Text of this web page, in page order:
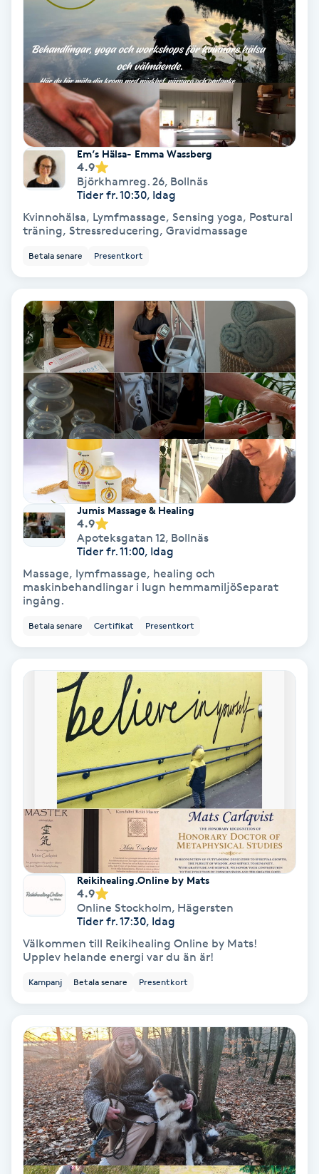
IR-massage
Japansk massage
K18
Katun fransar
Kemisk peeling
Keratinbehandling
Kinesiologi
Kinesisk medicin
Kiropraktik
Klangmassage
Klippning
Klippning & Slingor
Klippning ungdom
Kosmetisk tatuering
Kroppsinpackning
Kroppspeeling
Käkledsbehandling
Kärlbehandling
Laserbehandling
Lashlift Keratin
LED-ljusterapi
Liktornar
LPG-behandling
LPG-massage
Luggklippning
Em’s Hälsa- Emma Wassberg
4.9
Björkhamreg. 26, Bollnäs
Tider fr. 10:30, Idag
Kvinnohälsa, Lymfmassage, Sensing yoga, Postural
träning, Stressreducering, Gravidmassage
Betala senare Presentkort
Jumis Massage & Healing
4.9
Apoteksgatan 12, Bollnäs
Tider fr. 11:00, Idag
Massage, lymfmassage, healing och
maskinbehandlingar i lugn hemmamiljöSeparat
ingång.
Betala senare Certifikat Presentkort
Reikihealing.Online by Mats
4.9
Online Stockholm, Hägersten
Tider fr. 17:30, Idag
Välkommen till Reikihealing Online by Mats!
Upplev helande energi var du än är!
Kampanj Betala senare Presentkort